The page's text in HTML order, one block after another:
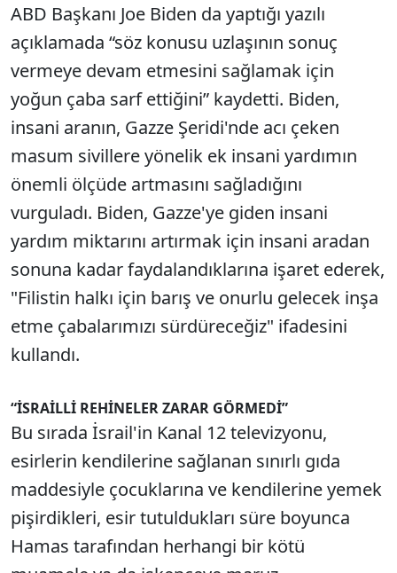
ABD Başkanı Joe Biden da yaptığı yazılı
açıklamada “söz konusu uzlaşının sonuç
vermeye devam etmesini sağlamak için
yoğun çaba sarf ettiğini” kaydetti. Biden,
insani aranın, Gazze Şeridi'nde acı çeken
masum sivillere yönelik ek insani yardımın
önemli ölçüde artmasını sağladığını
vurguladı. Biden, Gazze'ye giden insani
yardım miktarını artırmak için insani aradan
sonuna kadar faydalandıklarına işaret ederek,
"Filistin halkı için barış ve onurlu gelecek inşa
etme çabalarımızı sürdüreceğiz" ifadesini
kullandı.
“İSRAİLLİ REHİNELER ZARAR GÖRMEDİ”
Bu sırada İsrail'in Kanal 12 televizyonu,
esirlerin kendilerine sağlanan sınırlı gıda
maddesiyle çocuklarına ve kendilerine yemek
pişirdikleri, esir tutuldukları süre boyunca
Hamas tarafından herhangi bir kötü